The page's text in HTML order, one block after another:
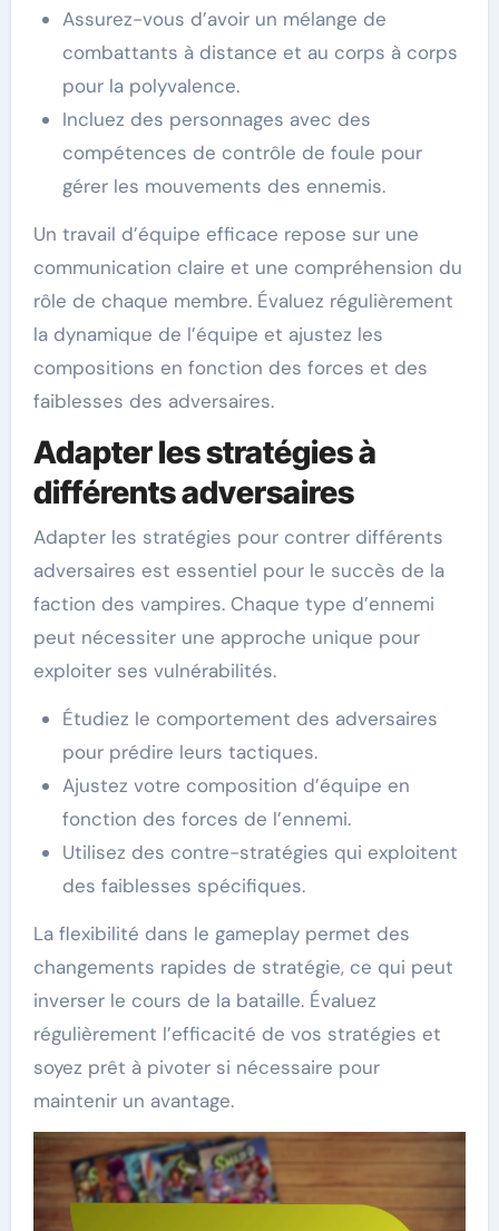
Assurez-vous d’avoir un mélange de
combattants à distance et au corps à corps
pour la polyvalence.
Incluez des personnages avec des
compétences de contrôle de foule pour
gérer les mouvements des ennemis.
Un travail d’équipe efficace repose sur une
communication claire et une compréhension du
rôle de chaque membre. Évaluez régulièrement
la dynamique de l’équipe et ajustez les
compositions en fonction des forces et des
faiblesses des adversaires.
Adapter les stratégies à
différents adversaires
Adapter les stratégies pour contrer différents
adversaires est essentiel pour le succès de la
faction des vampires. Chaque type d’ennemi
peut nécessiter une approche unique pour
exploiter ses vulnérabilités.
Étudiez le comportement des adversaires
pour prédire leurs tactiques.
Ajustez votre composition d’équipe en
fonction des forces de l’ennemi.
Utilisez des contre-stratégies qui exploitent
des faiblesses spécifiques.
La flexibilité dans le gameplay permet des
changements rapides de stratégie, ce qui peut
inverser le cours de la bataille. Évaluez
régulièrement l’efficacité de vos stratégies et
soyez prêt à pivoter si nécessaire pour
maintenir un avantage.